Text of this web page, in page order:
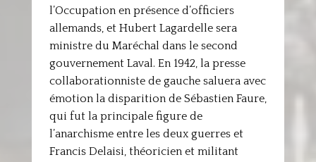
l’Occupation en présence d’officiers
allemands, et Hubert Lagardelle sera
ministre du Maréchal dans le second
gouvernement Laval. En 1942, la presse
collaborationniste de gauche saluera avec
émotion la disparition de Sébastien Faure,
qui fut la principale figure de
l’anarchisme entre les deux guerres et
Francis Delaisi, théoricien et militant